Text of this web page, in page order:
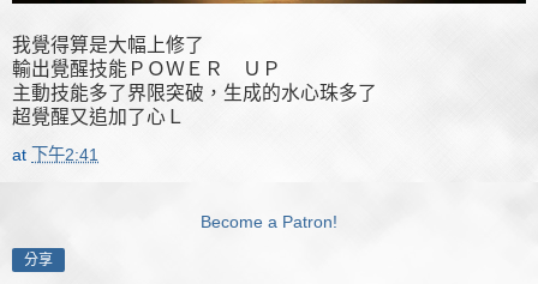
我覺得算是大幅上修了
輸出覺醒技能ＰＯＷＥＲ ＵＰ
主動技能多了界限突破，生成的水心珠多了
超覺醒又追加了心Ｌ
at 下午2:41
Become a Patron!
分享